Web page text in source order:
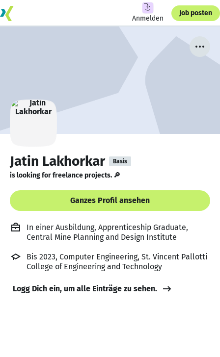
Anmelden
Job posten
Jatin Lakhorkar Basis
is looking for freelance projects. 🔎
Ganzes Profil ansehen
In einer Ausbildung, Apprenticeship Graduate,
Central Mine Planning and Design Institute
Bis 2023, Computer Engineering, St. Vincent Pallotti
College of Engineering and Technology
Logg Dich ein, um alle Einträge zu sehen.